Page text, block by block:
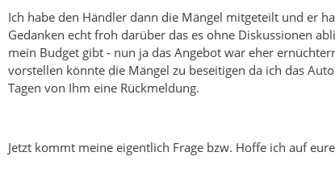
Ich habe den Händler dann die Mängel mitgeteilt und er
Gedanken echt froh darüber das es ohne Diskussionen
mein Budget gibt - nun ja das Angebot war eher
vorstellen könnte die Mängel zu beseitigen da ich das
Tagen von Ihm eine Rückmeldung.
Jetzt kommt meine eigentlich Frage bzw. Hoffe ich auf